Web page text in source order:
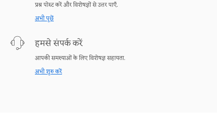
प्रश्न पोस्ट करें और विशेषज्ञों से उत्तर पाएँ.
अभी पूछें
हमसे संपर्क करें
आपकी समस्याओं के लिए विशेषज्ञ सहायता.
अभी शुरु करें